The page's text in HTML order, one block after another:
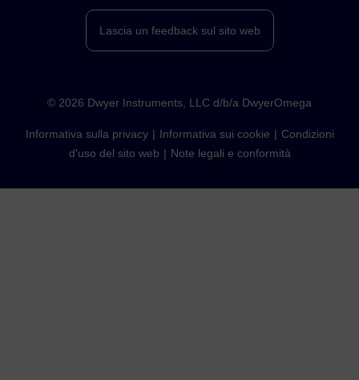
Lascia un feedback sul sito web
© 2026 Dwyer Instruments, LLC d/b/a DwyerOmega
Informativa sulla privacy Informativa sui cookie
Condizioni
d'uso del sito web
Note legali e conformità